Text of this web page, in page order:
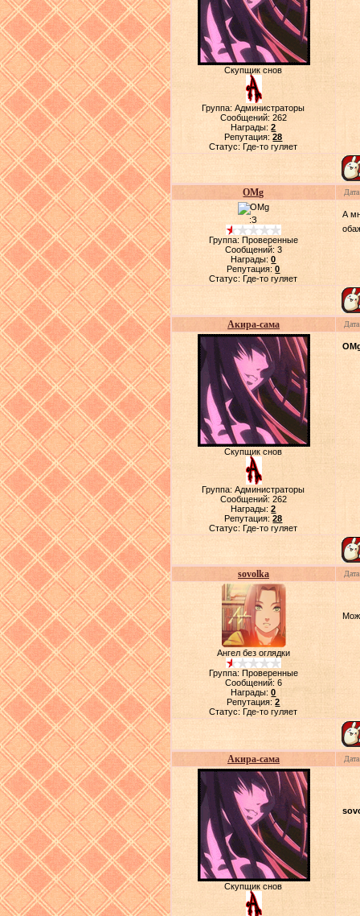
Скупщик снов
Группа: Администраторы
Сообщений: 262
Награды:2
Репутация:28
Статус:Где-то гуляет
OMg
:З
Группа: Проверенные
Сообщений: 3
Награды:0
Репутация:0
Статус:Где-то гуляет
А
Акира-сама
Скупщик снов
Группа: Администраторы
Сообщений: 262
Награды:2
Репутация:28
Статус:Где-то гуляет
sovolka
Ангел без оглядки
Группа: Проверенные
Сообщений: 6
Награды:0
Репутация:2
Статус: Где-то гуляет
Акира-сама
Скупщик снов